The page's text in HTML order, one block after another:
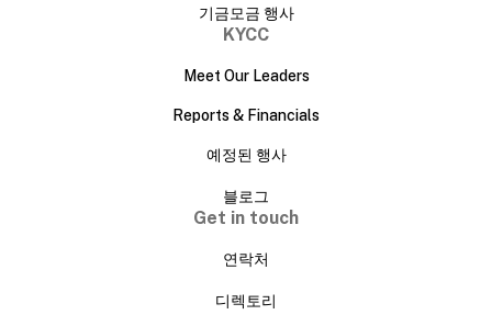
기금모금 행사
KYCC
Meet Our Leaders
Reports & Financials
예정된 행사
블로그
Get in touch
연락처
디렉토리